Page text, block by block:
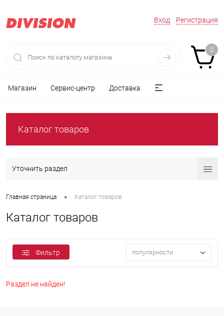
Вход Регистрация
0
Магазин Сервис-центр Доставка
Каталог товаров
Уточнить раздел
Главная страница • Каталог товаров
Каталог товаров
Фильтр популярности
Раздел не найден!